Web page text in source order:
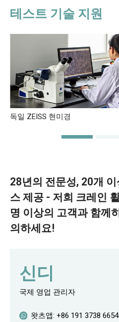
테스트 기술 지원
독일 ZEISS 현미경
28년의 전문성, 20개
스 제공 - 저희 크레인
명 이상의 고객과 함께
의하세요!
신디
국제 영업 관리자
왓츠앱:+86 191 3738 6654